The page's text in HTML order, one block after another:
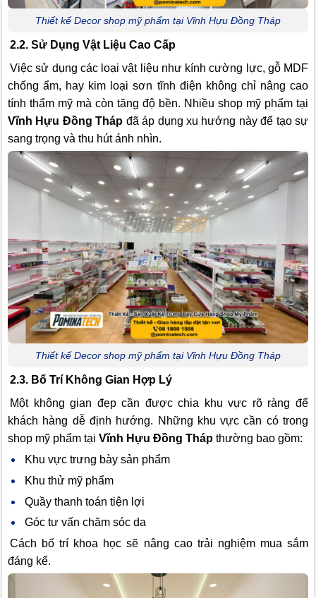
Thiết kế Decor shop mỹ phẩm tại Vĩnh Hựu Đồng Tháp
2.2. Sử Dụng Vật Liệu Cao Cấp
Việc sử dụng các loại vật liệu như kính cường lực, gỗ MDF
chống ẩm, hay kim loại sơn tĩnh điện không chỉ nâng cao
tính thẩm mỹ mà còn tăng độ bền. Nhiều shop mỹ phẩm tại
Vĩnh Hựu Đồng Tháp đã áp dụng xu hướng này để tạo sự
sang trọng và thu hút ánh nhìn.
Thiết kế Decor shop mỹ phẩm tại Vĩnh Hựu Đồng Tháp
2.3. Bố Trí Không Gian Hợp Lý
Một không gian đẹp cần được chia khu vực rõ ràng để
khách hàng dễ định hướng. Những khu vực cần có trong
shop mỹ phẩm tại Vĩnh Hựu Đồng Tháp thường bao gồm:
Khu vực trưng bày sản phẩm
Khu thử mỹ phẩm
Quầy thanh toán tiện lợi
Góc tư vấn chăm sóc da
Cách bố trí khoa học sẽ nâng cao trải nghiệm mua sắm
đáng kể.